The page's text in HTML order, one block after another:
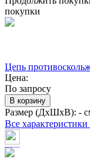
покупки
Цепь
Цена:
По запросу
В корзину
Размер (ДхШхВ): -
Все характеристики